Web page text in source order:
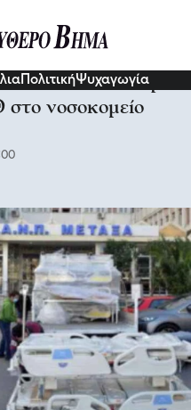
ΠολιτικήΨυχαγωγία
τον Γιάννη Πάριο:
νοσοκομείο